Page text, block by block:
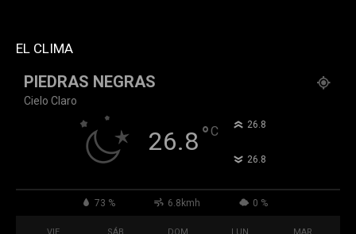
EL CLIMA
PIEDRAS NEGRAS
Cielo Claro
26.8°C 26.8
26.8
73 % 6.8kmh 0 %